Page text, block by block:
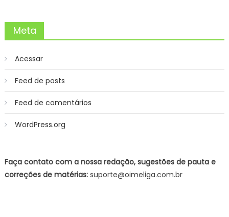
Meta
Acessar
Feed de posts
Feed de comentários
WordPress.org
Faça contato com a nossa redação, sugestões de pauta e
correções de matérias:suporte@oimeliga.com.br